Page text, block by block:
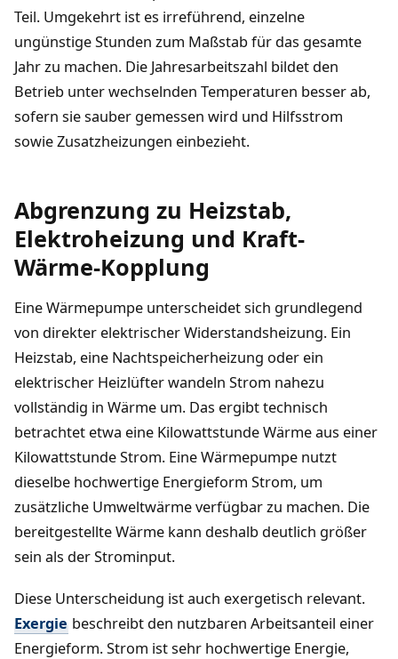
Teil. Umgekehrt ist es irreführend, einzelne
ungünstige Stunden zum Maßstab für das gesamte
Jahr zu machen. Die Jahresarbeitszahl bildet den
Betrieb unter wechselnden Temperaturen besser ab,
sofern sie sauber gemessen wird und Hilfsstrom
sowie Zusatzheizungen einbezieht.
Abgrenzung zu Heizstab,
Elektroheizung und Kraft-
Wärme-Kopplung
Eine Wärmepumpe unterscheidet sich grundlegend
von direkter elektrischer Widerstandsheizung. Ein
Heizstab, eine Nachtspeicherheizung oder ein
elektrischer Heizlüfter wandeln Strom nahezu
vollständig in Wärme um. Das ergibt technisch
betrachtet etwa eine Kilowattstunde Wärme aus einer
Kilowattstunde Strom. Eine Wärmepumpe nutzt
dieselbe hochwertige Energieform Strom, um
zusätzliche Umweltwärme verfügbar zu machen. Die
bereitgestellte Wärme kann deshalb deutlich größer
sein als der Strominput.
Diese Unterscheidung ist auch exergetisch relevant.
Exergie beschreibt den nutzbaren Arbeitsanteil einer
Energieform. Strom ist sehr hochwertige Energie,